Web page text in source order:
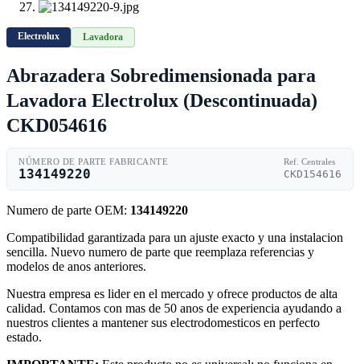
Electrolux Lavadora
Abrazadera Sobredimensionada para
Lavadora Electrolux (Descontinuada)
CKD054616
NÚMERO DE PARTE FABRICANTE
134149220
Ref. Centrales
CKD154616
Numero de parte OEM: 134149220
Compatibilidad garantizada para un ajuste exacto y una instalacion
sencilla. Nuevo numero de parte que reemplaza referencias y
modelos de anos anteriores.
Nuestra empresa es lider en el mercado y ofrece productos de alta
calidad. Contamos con mas de 50 anos de experiencia ayudando a
nuestros clientes a mantener sus electrodomesticos en perfecto
estado.